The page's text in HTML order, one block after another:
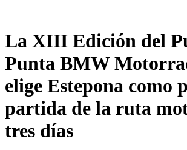
La XIII Edición del
Punta BMW
elige Estepona como
partida de la ruta
tres días